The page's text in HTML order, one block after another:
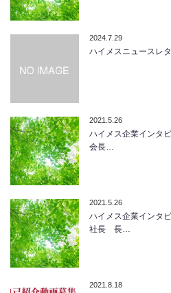
2024.7.29
ハイメスニュースレ
2021.5.26
ハイメス企業インタ
会長…
2021.5.26
ハイメス企業インタ
社長 長…
2021.8.18